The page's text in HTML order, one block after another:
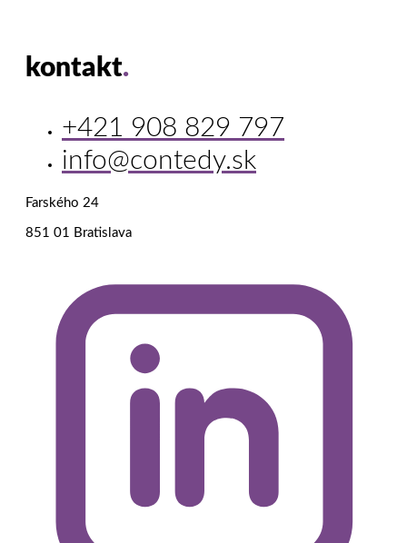
kontakt.
+421 908 829 797
info@contedy.sk
Farského 24
851 01 Bratislava